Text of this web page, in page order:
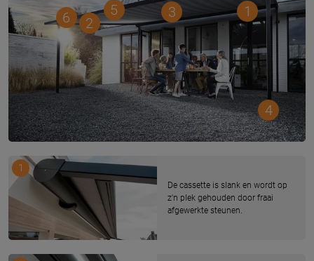
1
2
3
4
5
6
De cassette is slank en wordt op
z'n plek gehouden door fraai
afgewerkte steunen.
1